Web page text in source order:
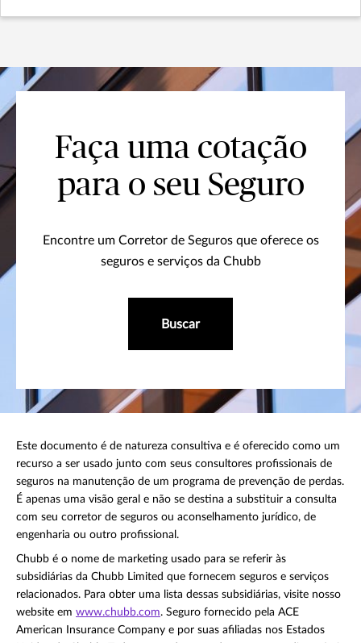
Faça uma cotação
para o seu Seguro
Encontre um Corretor de Seguros que oferece os
seguros e serviços da Chubb
Buscar
Este documento é de natureza consultiva e é oferecido como um
recurso a ser usado junto com seus consultores profissionais de
seguros na manutenção de um programa de prevenção de perdas.
É apenas uma visão geral e não se destina a substituir a consulta
com seu corretor de seguros ou aconselhamento jurídico, de
engenharia ou outro profissional.
Chubb é o nome de marketing usado para se referir às
subsidiárias da Chubb Limited que fornecem seguros e serviços
relacionados. Para obter uma lista dessas subsidiárias, visite nosso
website em www.chubb.com. Seguro fornecido pela ACE
American Insurance Company e por suas afiliadas nos Estados